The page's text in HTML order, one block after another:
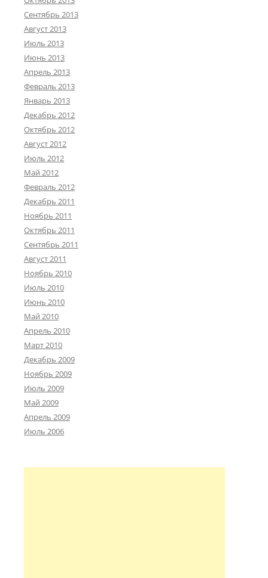
Сентябрь 2013
Август 2013
Июль 2013
Июнь 2013
Апрель 2013
Февраль 2013
Январь 2013
Декабрь 2012
Октябрь 2012
Август 2012
Июль 2012
Май 2012
Февраль 2012
Декабрь 2011
Ноябрь 2011
Октябрь 2011
Сентябрь 2011
Август 2011
Ноябрь 2010
Июль 2010
Июнь 2010
Май 2010
Апрель 2010
Март 2010
Декабрь 2009
Ноябрь 2009
Июль 2009
Май 2009
Апрель 2009
Июль 2006